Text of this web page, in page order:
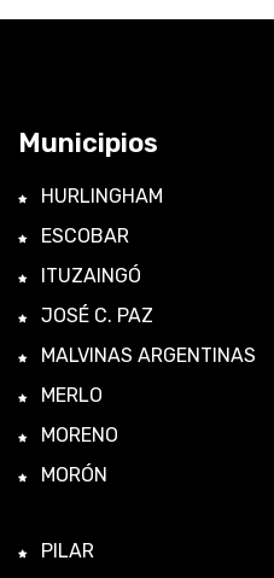
Municipios
HURLINGHAM
ESCOBAR
ITUZAINGÓ
JOSÉ C. PAZ
MALVINAS ARGENTINAS
MERLO
MORENO
MORÓN
PILAR